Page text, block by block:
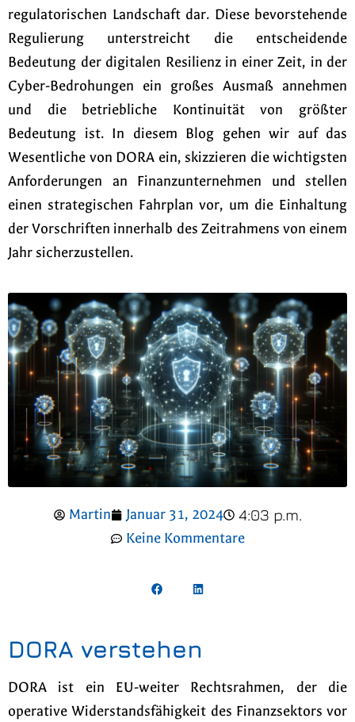
regulatorischen Landschaft dar. Diese bevorstehende
Regulierung unterstreicht die entscheidende
Bedeutung der digitalen Resilienz in einer Zeit, in der
Cyber-Bedrohungen ein großes Ausmaß annehmen
und die betriebliche Kontinuität von größter
Bedeutung ist. In diesem Blog gehen wir auf das
Wesentliche von DORA ein, skizzieren die wichtigsten
Anforderungen an Finanzunternehmen und stellen
einen strategischen Fahrplan vor, um die Einhaltung
der Vorschriften innerhalb des Zeitrahmens von einem
Jahr sicherzustellen.
Martin Januar 31, 2024 4:03 p.m.
Keine Kommentare
DORA verstehen
DORA ist ein EU-weiter Rechtsrahmen, der die
operative Widerstandsfähigkeit des Finanzsektors vor